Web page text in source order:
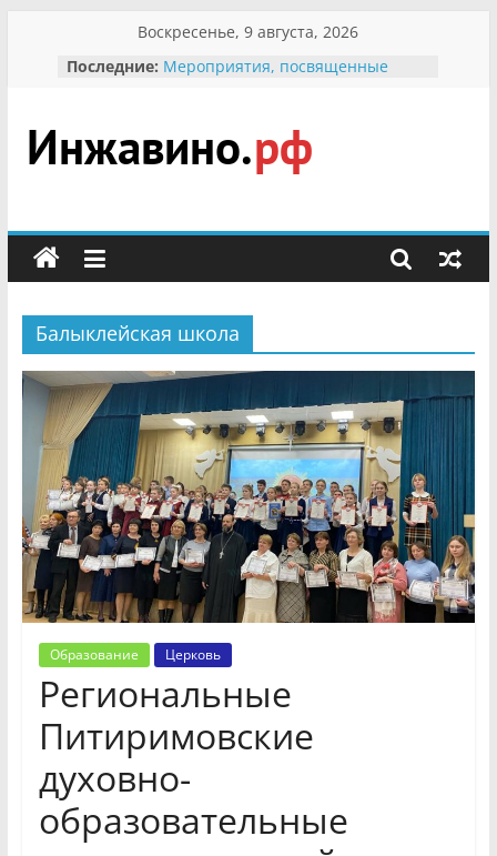
содержимому
Воскресенье, 9 августа, 2026
Последние: Мероприятия, посвященные
гражданин Инжавинского округа»
участнице Великой
Отечественной, фронтовичке
Безопасность в сети Интернет
мероприятии «Сохраним
первоцветы!»
В вольере Воронинского
заповедника родились крапчатые
суслики
Инжавино.рф
сельский
портал
Балыклейская школа
Образование Церковь
Региональные
Питиримовские
духовно-
образовательные